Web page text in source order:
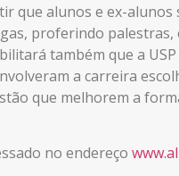
que alunos e ex-alunos
proferindo
também que a
a carreira
que melhorem a
no endereço